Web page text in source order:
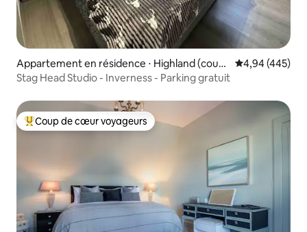
Appartement en résidence ⋅ Highland (coun
cil area)
Évaluation
4,94 (445)
Stag Head Studio - Inverness - Parking gratuit
Coups de cœur voyageurs les plus appréciés
Coup de cœur voyageurs